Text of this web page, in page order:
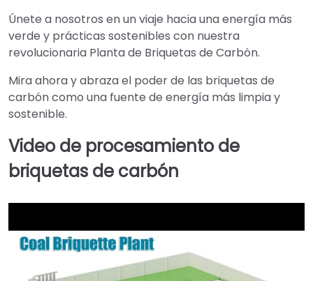
Únete a nosotros en un viaje hacia una energía más
verde y prácticas sostenibles con nuestra
revolucionaria Planta de Briquetas de Carbón.
Mira ahora y abraza el poder de las briquetas de
carbón como una fuente de energía más limpia y
sostenible.
Video de procesamiento de
briquetas de carbón